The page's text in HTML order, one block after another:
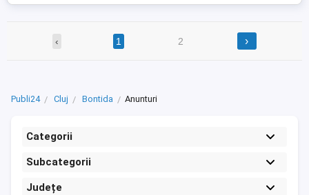
‹ 1 2 ›
Publi24 Cluj Bontida Anunturi
Categorii
Subcategorii
Județe